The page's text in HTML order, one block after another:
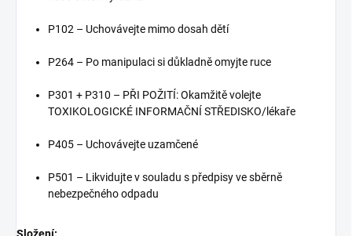
P102 – Uchovávejte mimo dosah dětí
P264 – Po manipulaci si důkladně omyjte ruce
P301 + P310 – PŘI POŽITÍ: Okamžitě volejte
TOXIKOLOGICKÉ INFORMAČNÍ STŘEDISKO/lékaře
P405 – Uchovávejte uzamčené
P501 – Likvidujte v souladu s předpisy ve sběrně
nebezpečného odpadu